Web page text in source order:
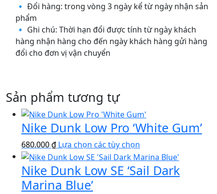
🔹 Đổi hàng: trong vòng 3 ngày kể từ ngày nhận sản
phẩm
🔹 Ghi chú: Thời hạn đổi được tính từ ngày khách
hàng nhận hàng cho đến ngày khách hàng gửi hàng
đổi cho đơn vị vận chuyển
Sản phẩm tương tự
Nike Dunk Low Pro ‘White Gum’
680.000₫ Lựa chọn các tùy chọn
phẩm
này
có
Nike Dunk Low SE ‘Sail Dark
Marina Blue’